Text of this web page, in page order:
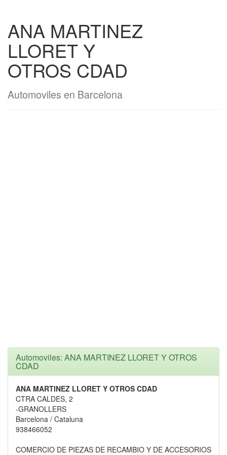
ANA MARTINEZ
LLORET Y
OTROS CDAD
Automoviles en Barcelona
Automoviles: ANA MARTINEZ LLORET Y OTROS
CDAD
ANA MARTINEZ LLORET Y OTROS CDAD
CTRA CALDES, 2
-GRANOLLERS
Barcelona / Cataluna
938466052
COMERCIO DE PIEZAS DE RECAMBIO Y DE ACCESORIOS